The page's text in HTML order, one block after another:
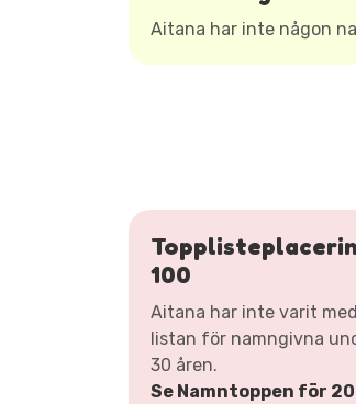
Aitana har inte någon
100
Aitana har inte varit
listan för namngivna
30 åren.
Se Namntoppen för